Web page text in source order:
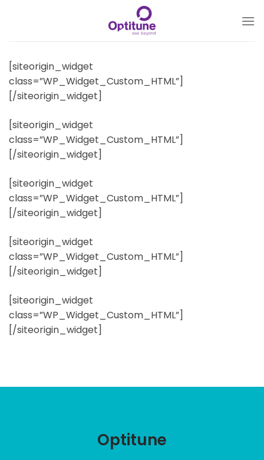
[siteorigin_widget
class=”WP_Widget_Custom_HTML”]
[/siteorigin_widget]
[siteorigin_widget
class=”WP_Widget_Custom_HTML”]
[/siteorigin_widget]
[siteorigin_widget
class=”WP_Widget_Custom_HTML”]
[/siteorigin_widget]
[siteorigin_widget
class=”WP_Widget_Custom_HTML”]
[/siteorigin_widget]
[siteorigin_widget
class=”WP_Widget_Custom_HTML”]
[/siteorigin_widget]
Optitune